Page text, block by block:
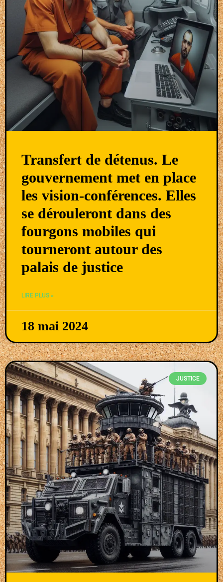
Transfert de détenus. Le
gouvernement met en place
les vision-conférences. Elles
se dérouleront dans des
fourgons mobiles qui
tourneront autour des
palais de justice
LIRE PLUS »
18 mai 2024
JUSTICE